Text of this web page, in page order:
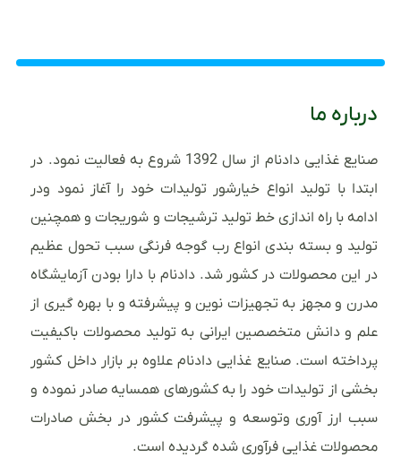
درباره ما
صنایع غذایی دادنام از سال 1392 شروع به فعالیت نمود. در
ابتدا با تولید انواع خیارشور تولیدات خود را آغاز نمود ودر
ادامه با راه اندازی خط تولید ترشیجات و شوریجات و همچنین
تولید و بسته بندی انواع رب گوجه فرنگی سبب تحول عظیم
در این محصولات در کشور شد. دادنام با دارا بودن آزمایشگاه
مدرن و مجهز به تجهیزات نوین و پیشرفته و با بهره گیری از
علم و دانش متخصصین ایرانی به تولید محصولات باکیفیت
پرداخته است. صنایع غذایی دادنام علاوه بر بازار داخل کشور
بخشی از تولیدات خود را به کشورهای همسایه صادر نموده و
سبب ارز آوری وتوسعه و پیشرفت کشور در بخش صادرات
محصولات غذایی فرآوری شده گردیده است.